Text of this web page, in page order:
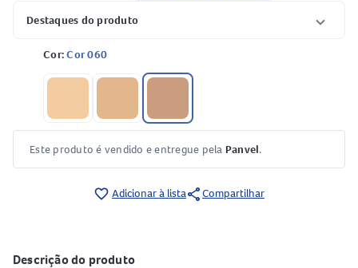
Destaques do produto
Cor:Cor 060
Este produto é vendido e entregue pela Panvel.
favorite_border Adicionar à listashareCompartilhar
Descrição do produto